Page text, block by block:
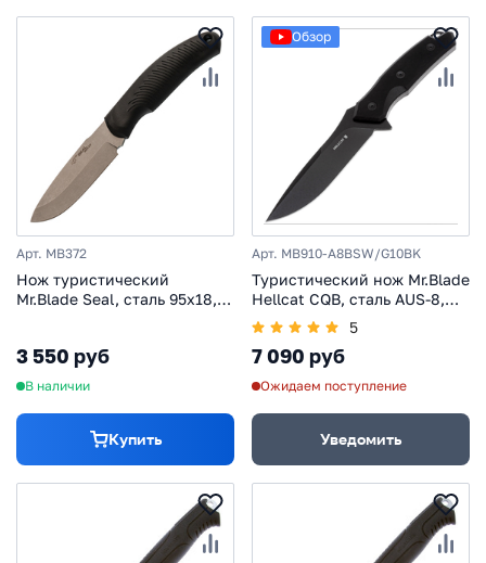
Арт. MB372
Нож туристический
Mr.Blade Seal, сталь 95х18,
3 550 руб
В наличии
Купить
Обзор
Арт. MB910-A8BSW/G10BK
Туристический нож Mr.Blade
Hellcat CQB, сталь AUS-8,
рукоять G10
5
7 090 руб
Ожидаем поступление
Уведомить